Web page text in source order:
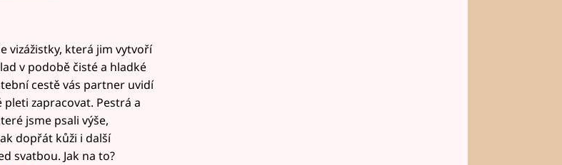
vizážistky, která jim vytvoří
v podobě čisté a hladké
cestě vás partner uvidí
zapracovat. Pestrá a
jsme psali výše,
dopřát kůži i další
svatbou. Jak na to?